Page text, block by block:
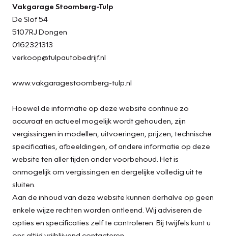
Vakgarage Stoomberg-Tulp
De Slof 54
5107RJ Dongen
0162321313
verkoop@tulpautobedrijf.nl
www.vakgaragestoomberg-tulp.nl
Hoewel de informatie op deze website continue zo
accuraat en actueel mogelijk wordt gehouden, zijn
vergissingen in modellen, uitvoeringen, prijzen, technische
specificaties, afbeeldingen, of andere informatie op deze
website ten aller tijden onder voorbehoud. Het is
onmogelijk om vergissingen en dergelijke volledig uit te
sluiten.
Aan de inhoud van deze website kunnen derhalve op geen
enkele wijze rechten worden ontleend. Wij adviseren de
opties en specificaties zelf te controleren. Bij twijfels kunt u